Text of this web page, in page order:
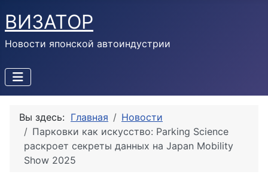
ВИЗАТОР
Новости японской автоиндустрии
Вы здесь: Главная
Новости
Парковки как искусство: Parking Science
раскроет секреты данных на Japan Mobility
Show 2025